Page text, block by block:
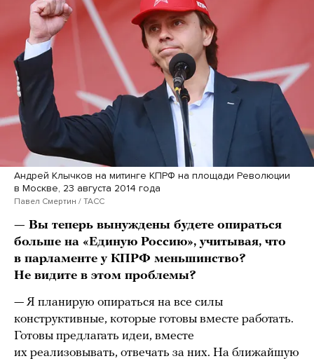
Андрей Клычков на митинге КПРФ на площади Революции
в Москве, 23 августа 2014 года
Павел Смертин / ТАСС
— Вы теперь вынуждены будете опираться
больше на «Единую Россию», учитывая, что
в парламенте у КПРФ меньшинство?
Не видите в этом проблемы?
— Я планирую опираться на все силы
конструктивные, которые готовы вместе работать.
Готовы предлагать идеи, вместе
их реализовывать, отвечать за них. На ближайшую